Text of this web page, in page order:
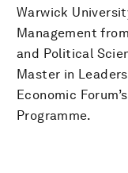
Warwick
Management
and Political
Master in
Economic
Programme.